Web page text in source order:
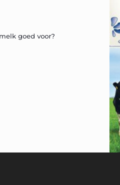
goed voor?